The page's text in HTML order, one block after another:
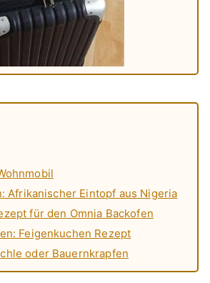
Afrikanischer Eintopf aus Nigeria
für den Omnia Backofen
Feigenkuchen Rezept
oder Bauernkrapfen